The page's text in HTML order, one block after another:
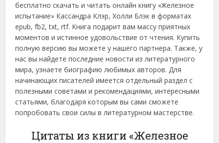
бесплатно скачать и читать онлайн книгу «Железное
испытание» Кассандра Клэр, Холли Блэк в форматах
epub, fb2, txt, rtf. Книга подарит вам массу приятных
моментов и истинное удовольствие от чтения. Купить
полную версию вы можете у нашего партнера. Также, у
нас вы найдете последние новости из литературного
мира, узнаете биографию любимых авторов. Для
начинающих писателей имеется отдельный раздел с
полезными советами и рекомендациями, интересными
статьями, благодаря которым вы сами сможете
попробовать свои силы в литературном мастерстве.
Цитаты из книги «Железное